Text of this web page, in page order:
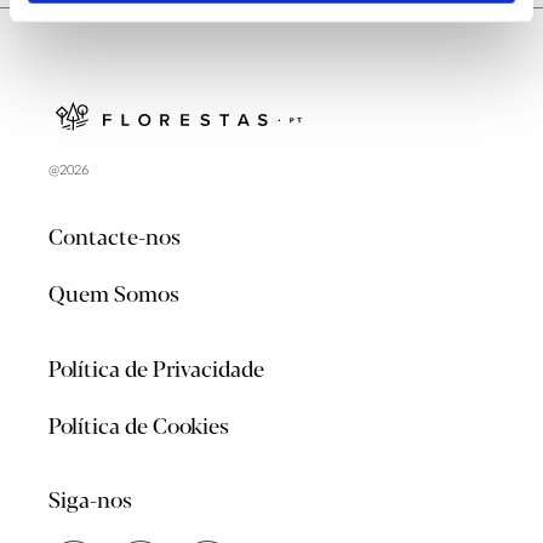
@2026
Contacte-nos
Quem Somos
Política de Privacidade
Política de Cookies
Siga-nos